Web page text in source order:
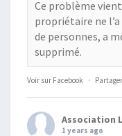
Ce problème
propriétaire ne
de personnes, a
supprimé.
Voir sur Facebook · Partager
Association
1 years ago